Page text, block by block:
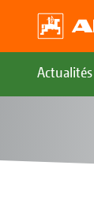
Actualités